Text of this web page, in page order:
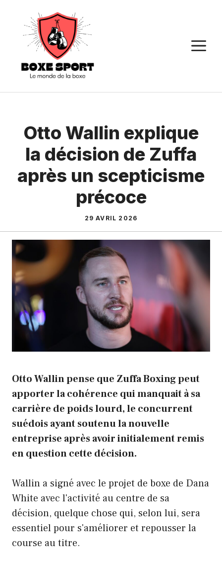
contenu
Otto Wallin explique
la décision de Zuffa
après un scepticisme
précoce
29 AVRIL 2026
Otto Wallin pense que Zuffa Boxing peut
apporter la cohérence qui manquait à sa
carrière de poids lourd, le concurrent
suédois ayant soutenu la nouvelle
entreprise après avoir initialement remis
en question cette décision.
Wallin a signé avec le projet de boxe de Dana
White avec l'activité au centre de sa
décision, quelque chose qui, selon lui, sera
essentiel pour s'améliorer et repousser la
course au titre.